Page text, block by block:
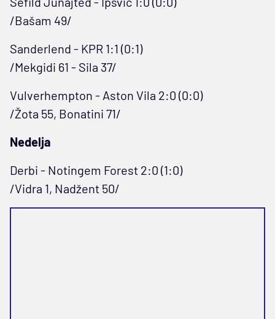
/Bašam 49/
Sanderlend - KPR 1:1 (0:1)
/Mekgidi 61 - Sila 37/
Vulverhempton - Aston Vila 2:0 (0:0)
/Žota 55, Bonatini 71/
Nedelja
Derbi - Notingem Forest 2:0 (1:0)
/Vidra 1, Nadžent 50/